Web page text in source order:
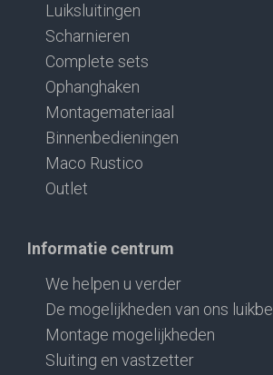
Luiksluitingen
Scharnieren
Complete sets
Ophanghaken
Montagemateriaal
Binnenbedieningen
Maco Rustico
Outlet
Informatie centrum
We helpen u verder
De mogelijkheden van ons
Montage mogelijkheden
Sluiting en vastzetter